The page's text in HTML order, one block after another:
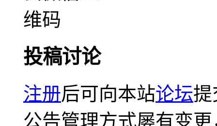
投稿讨论
注册后可向本站论坛提
公告管理方式屡有变